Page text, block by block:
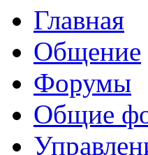
Главная
Общение
Форумы
Общие